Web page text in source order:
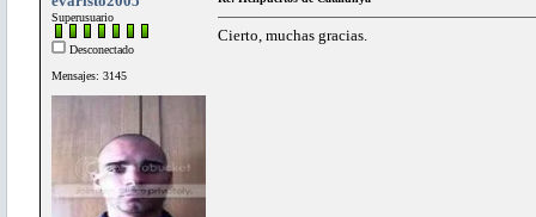
Superusuario
Desconectado
Mensajes: 3145
Cierto, muchas gracias.